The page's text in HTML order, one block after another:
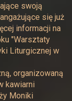
swoją
się już
informacji na
"Warsztaty
Liturgicznej w
organizowaną
kawiarni
Moniki